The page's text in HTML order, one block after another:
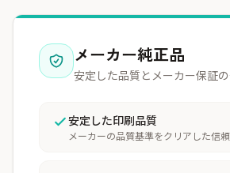
メーカー純正品
安定した品質とメーカー保証
安定した印刷品質
メーカーの品質基準をクリアした信